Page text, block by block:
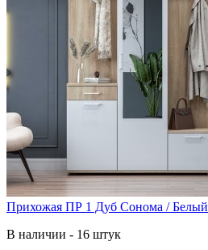
Прихожая ПР 1 Дуб Сонома / Белый
В наличии - 16 штук